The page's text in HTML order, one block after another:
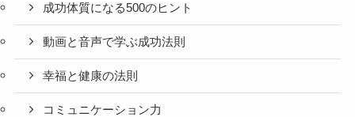
成功体質になる500のヒント
動画と音声で学ぶ成功法則
幸福と健康の法則
コミュニケーション力